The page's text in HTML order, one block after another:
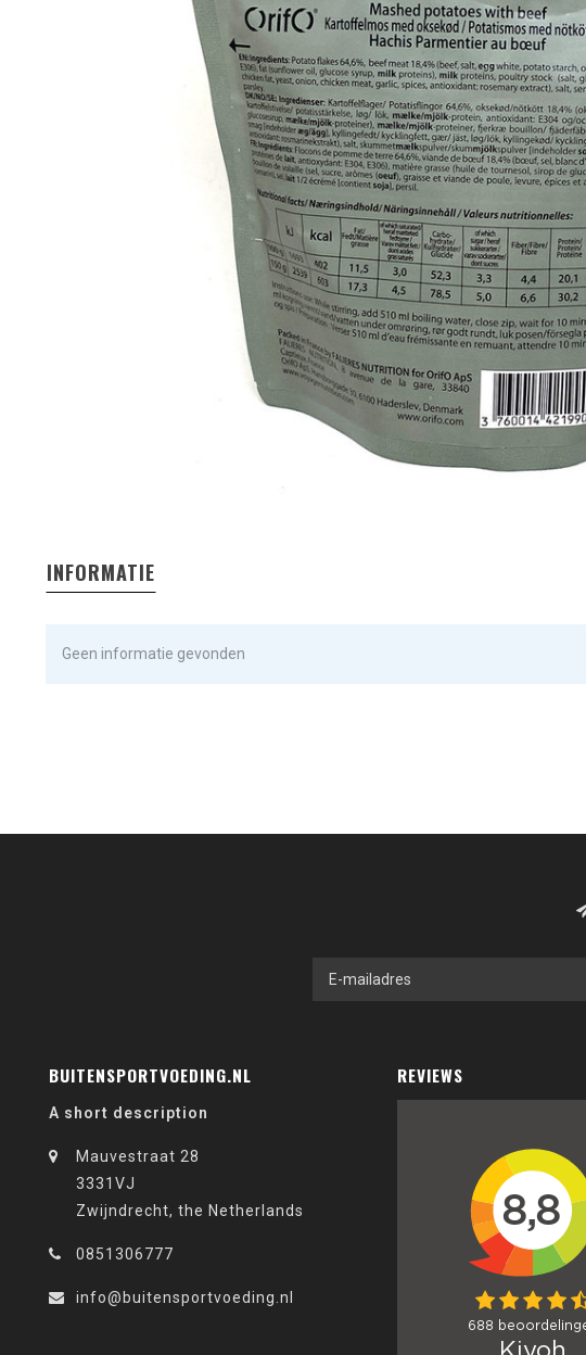
INFORMATIE
Geen informatie gevonden
BUITENSPORTVOEDING.NL
A short description
Mauvestraat 28
3331VJ
Zwijndrecht, the Netherlands
0851306777
info@buitensportvoeding.nl
REVIEWS